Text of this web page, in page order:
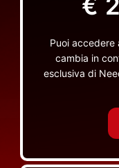
Puoi
cambia in
esclusiva di
TV non